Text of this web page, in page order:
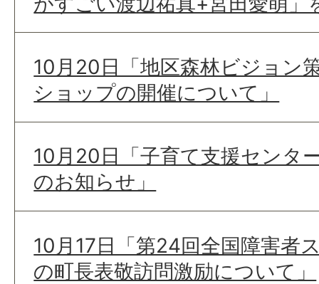
10月20日「地区森林ビジョン
ショップの開催について」
10月20日「子育て支援センタ
のお知らせ」
10月17日「第24回全国障害者
の町長表敬訪問激励について」